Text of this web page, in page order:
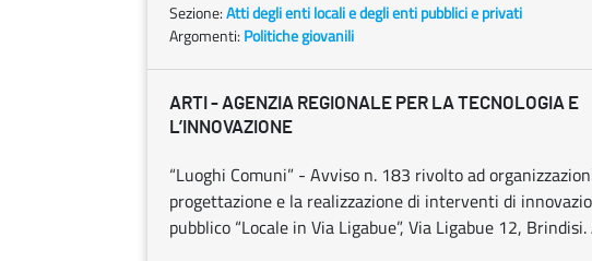
Sezione:Atti degli enti locali e degli enti pubblici e privati
Argomenti: Politiche giovanili
ARTI - AGENZIA REGIONALE PER LA TECNOLOGIA E
L’INNOVAZIONE
“Luoghi Comuni” - Avviso n. 183 rivolto ad
progettazione e la realizzazione di interventi di
pubblico “Locale in Via Ligabue”, Via Ligabue 12,